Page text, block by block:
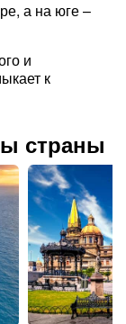
а на юге –
и
к
страны